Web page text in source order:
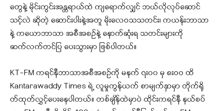
တွေနဲ့ မိုင်းကွင်းအန္တရာယ်ထဲ ကျရောက်လျှင် ဘယ်လိုလုပ်ဆောင်
သင့်လဲ ဆိုတဲ့ ဆောင်းပါးနဲ့အတူ မိုးလေဝသသတင်း၊ ကယန်းဘာသာ
နဲ့ ကယောဘာသာ အစီအစဥ်နဲ့ နောက်ဆုံးရ သတင်းများကို
ဆက်လက်တင်ပြ ပေးသွားမှာ ဖြစ်ပါတယ်။
KT-FM ကရင်နီဘာသာအစီအစဉ်ကို မနက် ၇း၀၀ မှ ၈းဝဝ ထိ
Kantarawaddy Times ရဲ့ လူမှုကွန်ယက် စာမျက်နှာမှာ တိုက်ရို
တ်ထုတ်လွှင့်ပေးနေပါတယ်။ တစ်ချိန်ထဲမှာပဲ ထိုင်းကရင်နီ နယ်စပ်